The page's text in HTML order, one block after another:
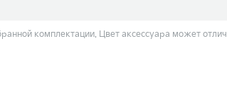
комплектации. Цвет аксессуара может